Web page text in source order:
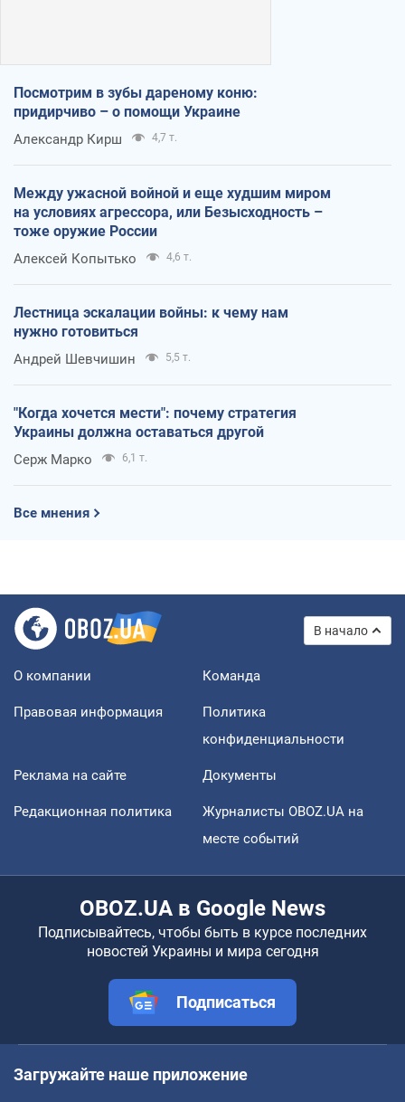
Посмотрим в зубы дареному коню:
придирчиво – о помощи Украине
Александр Кирш 4,7 т.
Между ужасной войной и еще худшим миром
на условиях агрессора, или Безысходность –
тоже оружие России
Алексей Копытько 4,6 т.
Лестница эскалации войны: к чему нам
нужно готовиться
Андрей Шевчишин 5,5 т.
"Когда хочется мести": почему стратегия
Украины должна оставаться другой
Серж Марко 6,1 т.
Все мнения
В начало
О компании Команда
Правовая информация
Политика
конфиденциальности
Реклама на сайте Документы
Редакционная политика
Журналисты OBOZ.UA на
месте событий
OBOZ.UA в Google News
Подписывайтесь, чтобы быть в курсе последних
новостей Украины и мира сегодня
Подписаться
Загружайте наше приложение